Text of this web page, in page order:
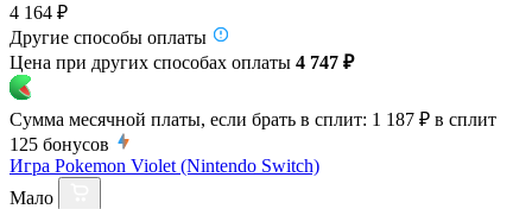
4 164 ₽
Другие способы оплаты
Цена при других способах оплаты 4 747 ₽
Сумма месячной платы, если брать в сплит: 1 187 ₽ в сплит
125 бонусов
Игра Pokemon Violet (Nintendo Switch)
Мало